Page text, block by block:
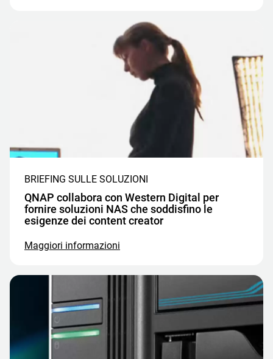
BRIEFING SULLE SOLUZIONI
QNAP collabora con Western Digital per
fornire soluzioni NAS che soddisfino le
esigenze dei content creator
Maggiori informazioni